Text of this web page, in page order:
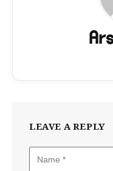
LEAVE A REPLY